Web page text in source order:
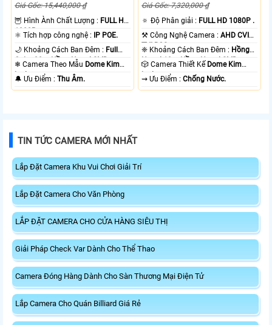
Giá Gốc: 15,440,000 ₫
🦉 Hình Ành Chất Lượng : FULL HD
1080P .
⚛️ Tích hợp công nghệ : IP POE.
🌙 Khoảng Cách Ban Đêm : Full
Color 20m Hồng Ngoại SMD.
❄ Camera Theo Mẫu Dome Kim
loại.
️🔔 Ưu Điểm :Thu Âm.
Giá Gốc: 7,320,000 ₫
🔅 Độ Phân giải : FULL HD 1080P .
⚒ Công Nghệ Camera :AHD CVI
TVI BCS.
❈ Khoảng Cách Ban Đêm : Hồng
Ngoại 10m Hồng Ngoại SMD.
🎲 Camera Thiết Kế Dome Kim
loại.
️⇝ Ưu Điểm :Chống Nước.
TIN TỨC CAMERA MỚI NHẤT
Lắp Đặt Camera Khu Vui Chơi Giải Trí
Lắp Đặt Camera Cho Văn Phòng
LẮP ĐẶT CAMERA CHO CỬA HÀNG SIÊU THỊ
Giải Pháp Check Var Dành Cho Thể Thao
Camera Đóng Hàng Dành Cho Sàn Thương Mại Điện Tử
Lắp Camera Cho Quán Billiard Giá Rẻ